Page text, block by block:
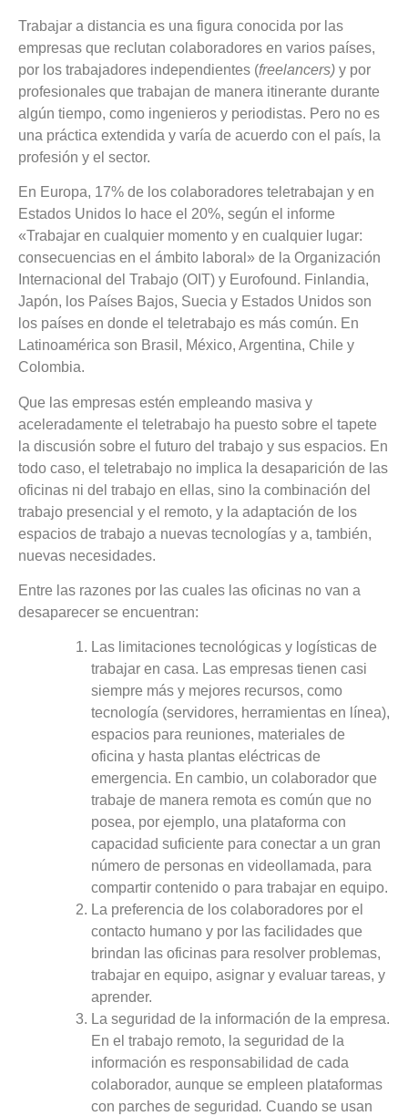
Trabajar a distancia es una figura conocida por las
empresas que reclutan colaboradores en varios países,
por los trabajadores independientes (freelancers) y por
profesionales que trabajan de manera itinerante durante
algún tiempo, como ingenieros y periodistas. Pero no es
una práctica extendida y varía de acuerdo con el país, la
profesión y el sector.
En Europa, 17% de los colaboradores teletrabajan y en
Estados Unidos lo hace el 20%, según el informe
«Trabajar en cualquier momento y en cualquier lugar:
consecuencias en el ámbito laboral» de la Organización
Internacional del Trabajo (OIT) y Eurofound. Finlandia,
Japón, los Países Bajos, Suecia y Estados Unidos son
los países en donde el teletrabajo es más común. En
Latinoamérica son Brasil, México, Argentina, Chile y
Colombia.
Que las empresas estén empleando masiva y
aceleradamente el teletrabajo ha puesto sobre el tapete
la discusión sobre el futuro del trabajo y sus espacios. En
todo caso, el teletrabajo no implica la desaparición de las
oficinas ni del trabajo en ellas, sino la combinación del
trabajo presencial y el remoto, y la adaptación de los
espacios de trabajo a nuevas tecnologías y a, también,
nuevas necesidades.
Entre las razones por las cuales las oficinas no van a
desaparecer se encuentran:
Las limitaciones tecnológicas y logísticas de
trabajar en casa. Las empresas tienen casi
siempre más y mejores recursos, como
tecnología (servidores, herramientas en línea),
espacios para reuniones, materiales de
oficina y hasta plantas eléctricas de
emergencia. En cambio, un colaborador que
trabaje de manera remota es común que no
posea, por ejemplo, una plataforma con
capacidad suficiente para conectar a un gran
número de personas en videollamada, para
compartir contenido o para trabajar en equipo.
La preferencia de los colaboradores por el
contacto humano y por las facilidades que
brindan las oficinas para resolver problemas,
trabajar en equipo, asignar y evaluar tareas, y
aprender.
La seguridad de la información de la empresa.
En el trabajo remoto, la seguridad de la
información es responsabilidad de cada
colaborador, aunque se empleen plataformas
con parches de seguridad. Cuando se usan